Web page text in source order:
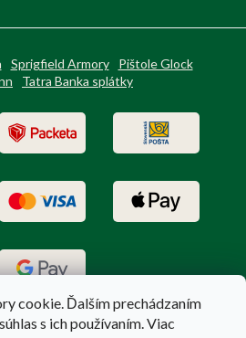
cookie. Ďalším prechádzaním
s ich používaním. Viac
Sprigfield Armory
Pištole Glock
Tatra Banka splátky